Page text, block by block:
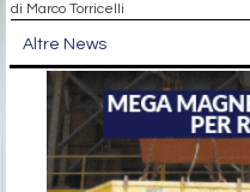
di Marco Torricelli
Altre News